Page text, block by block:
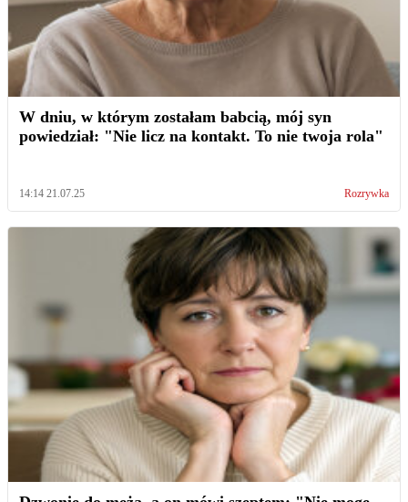
W dniu, w którym zostałam babcią, mój syn
powiedział: "Nie licz na kontakt. To nie twoja rola"
14:14 21.07.25 Rozrywka